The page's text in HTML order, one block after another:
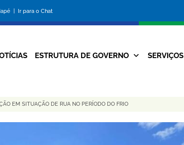
| Ir para o Chat
da
Prefeitura
Navegação
ESTRUTURA DE GOVERNO SERVIÇOS
EM SITUAÇÃO DE RUA NO PERÍODO DO FRIO